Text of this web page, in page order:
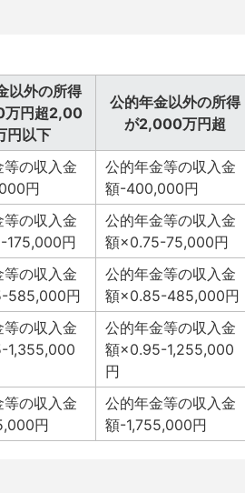
以外の所得
万円超2,00
円以下
公的年金以外の所得
が2,000万円超
の収入金
円
公的年金等の収入金
額-400,000円
の収入金
175,000円
公的年金等の収入金
額×0.75-75,000円
の収入金
585,000円
公的年金等の収入金
額×0.85-485,000円
の収入金
1,355,000
公的年金等の収入金
額×0.95-1,255,000
円
の収入金
円
公的年金等の収入金
額-1,755,000円